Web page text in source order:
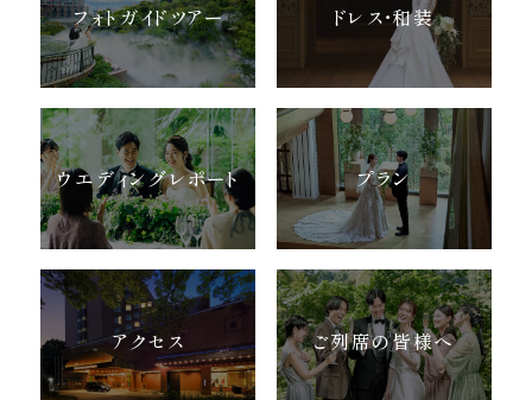
フォトガイドツアー ドレス・和装
ウエディングレポート プラン
アクセス ご列席の皆様へ